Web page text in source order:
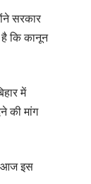
सरकार
है कि कानून
में
की मांग
आज इस